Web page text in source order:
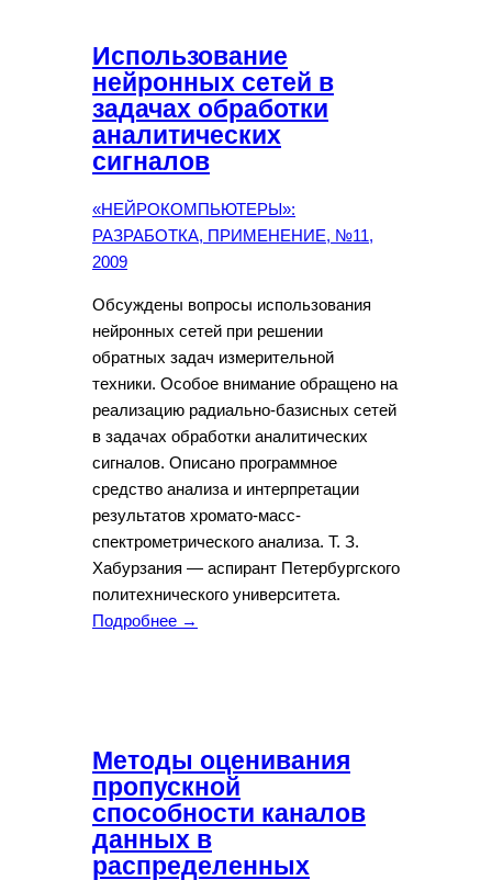
Использование
нейронных сетей в
задачах обработки
аналитических
сигналов
«НЕЙРОКОМПЬЮТЕРЫ»:
РАЗРАБОТКА, ПРИМЕНЕНИЕ, №11,
2009
Обсуждены вопросы использования
нейронных сетей при решении
обратных задач измерительной
техники. Особое внимание обращено на
реализацию радиально-базисных сетей
в задачах обработки аналитических
сигналов. Описано программное
средство анализа и интерпретации
результатов хромато-масс-
спектрометрического анализа. Т. З.
Хабурзания — аспирант Петербургского
политехнического университета.
Подробнее →
Методы оценивания
пропускной
способности каналов
данных в
распределенных